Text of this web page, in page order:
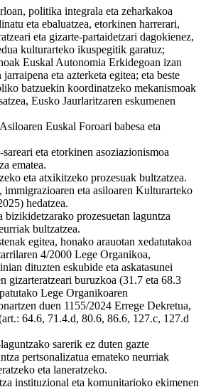
politika integrala eta zeharkakoa
eta ebaluatzea, etorkinen harrerari,
eta gizarte-partaidetzari dagokienez,
kulturarteko ikuspegitik garatuz;
Euskal Autonomia Erkidegoan izan
eta azterketa egitea; eta beste
batzuekin koordinatzeko mekanismoak
Eusko Jaurlaritzaren eskumenen
Euskal Foroari babesa eta
eta etorkinen asoziazionismoa
ematea.
eta atxikitzeko prozesuak bultzatzea.
immigrazioaren eta asiloaren Kulturarteko
hedatzea.
bizikidetzarako prozesuetan laguntza
bultzatzea.
egitea, honako arauotan xedatutakoa
4/2000 Lege Organikoa,
dituzten eskubide eta askatasunei
gizarteratzeari buruzkoa (31.7 eta 68.3
Lege Organikoaren
duen 1155/2024 Errege Dekretua,
64.6, 71.4.d, 80.6, 86.6, 127.c, 127.d
sarerik ez duten gazte
pertsonalizatua emateko neurriak
eta laneratzeko.
instituzional eta komunitarioko ekimenen